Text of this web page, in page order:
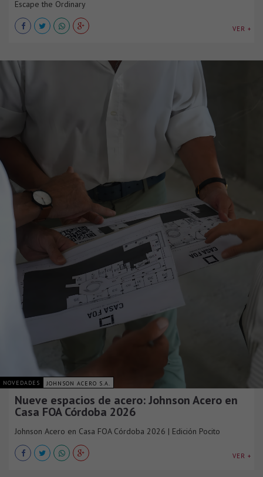
Escape the Ordinary
VER +
NOVEDADES JOHNSON ACERO S.A.
Nueve espacios de acero: Johnson Acero en
Casa FOA Córdoba 2026
Johnson Acero en Casa FOA Córdoba 2026 | Edición Pocito
VER +